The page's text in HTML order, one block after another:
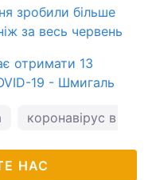
зробили більше
за весь червень
отримати 13
19 - Шмигаль
коронавірус в
НАС